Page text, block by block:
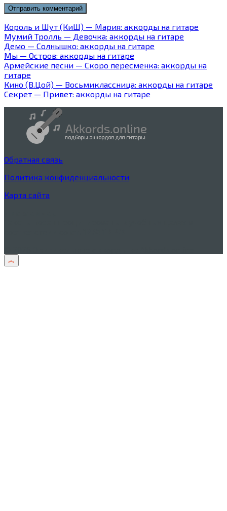
Король и Шут (КиШ) — Мария: аккорды на гитаре
Мумий Тролль — Девочка: аккорды на гитаре
Демо — Солнышко: аккорды на гитаре
Мы — Остров: аккорды на гитаре
Армейские песни — Скоро пересменка: аккорды на
гитаре
Кино (В.Цой) — Восьмиклассница: аккорды на гитаре
Секрет — Привет: аккорды на гитаре
Обратная связь
Политика конфиденциальности
Карта сайта